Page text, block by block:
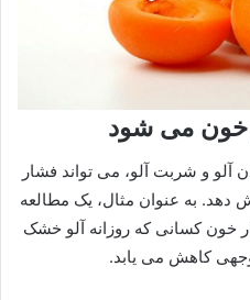
خون می شود
آلو و شربت آلو، می تواند فشار
دهد. به عنوان مثال، یک مطالعه
فشار خون کسانی که روزانه آلو خشک
کاهش می یابد.